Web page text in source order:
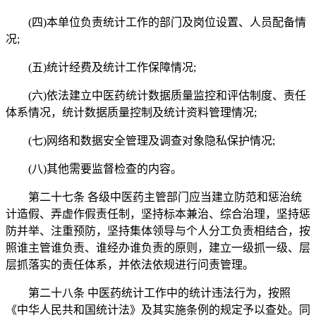
(四)本单位负责统计工作的部门及岗位设置、人员配备情
况;
(五)统计经费及统计工作保障情况;
(六)依法建立中医药统计数据质量监控和评估制度、责任
体系情况，统计数据质量控制及统计资料管理情况;
(七)网络和数据安全管理及调查对象隐私保护情况;
(八)其他需要监督检查的内容。
第二十七条 各级中医药主管部门应当建立防范和惩治统
计造假、弄虚作假责任制，坚持标本兼治、综合治理，坚持惩
防并举、注重预防，坚持集体领导与个人分工负责相结合，按
照谁主管谁负责、谁经办谁负责的原则，建立一级抓一级、层
层抓落实的责任体系，并依法依规进行问责管理。
第二十八条 中医药统计工作中的统计违法行为，按照
《中华人民共和国统计法》及其实施条例的规定予以查处。同